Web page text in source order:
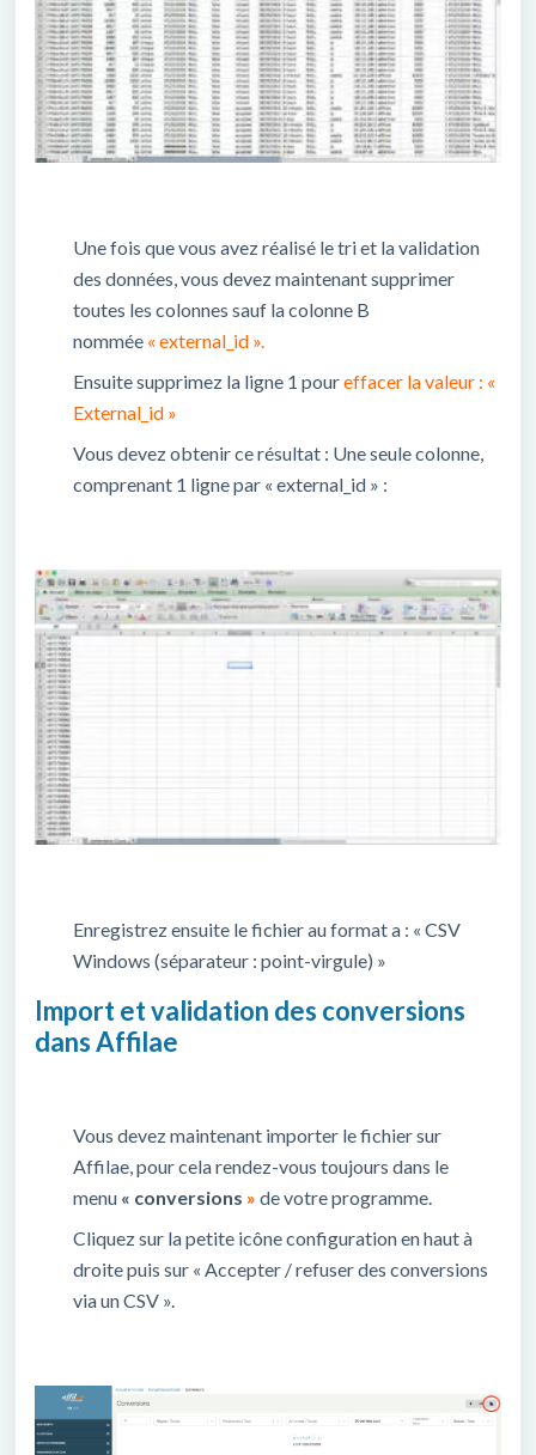
Une fois que vous avez réalisé le tri et la validation
des données, vous devez maintenant supprimer
toutes les colonnes sauf la colonne B
nommée « external_id ».
Ensuite supprimez la ligne 1 poureffacer la valeur : «
External_id »
Vous devez obtenir ce résultat : Une seule colonne,
comprenant 1 ligne par « external_id » :
Enregistrez ensuite le fichier au format a : « CSV
Windows (séparateur : point-virgule) »
Import et validation des conversions
dans Affilae
Vous devez maintenant importer le fichier sur
Affilae, pour cela rendez-vous toujours dans le
menu « conversions » de votre programme.
Cliquez sur la petite icône configuration en haut à
droite puis sur « Accepter / refuser des conversions
via un CSV ».